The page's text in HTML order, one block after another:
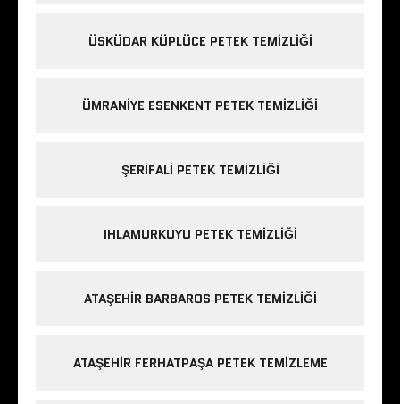
ÜSKÜDAR KÜPLÜCE PETEK TEMIZLIĞI
ÜMRANIYE ESENKENT PETEK TEMIZLIĞI
ŞERIFALI PETEK TEMIZLIĞI
IHLAMURKUYU PETEK TEMIZLIĞI
ATAŞEHIR BARBAROS PETEK TEMIZLIĞI
ATAŞEHIR FERHATPAŞA PETEK TEMIZLEME